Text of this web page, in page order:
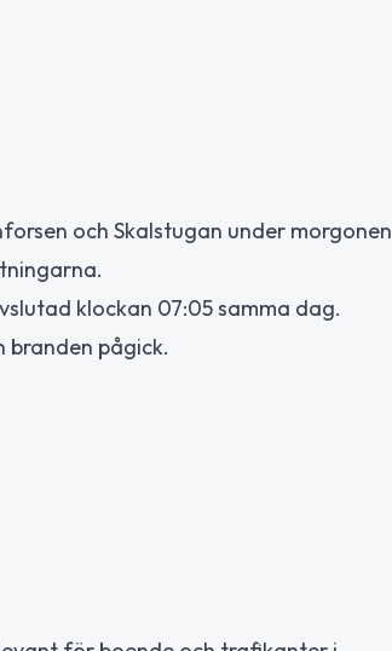
och Skalstugan under morgonen
klockan 07:05 samma dag.
branden pågick.